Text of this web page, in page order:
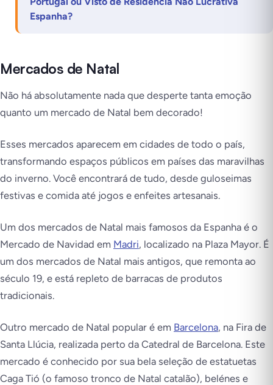
Espanha?
Mercados de Natal
Não há absolutamente nada que desperte tanta emoção
quanto um mercado de Natal bem decorado!
Esses mercados aparecem em cidades de todo o país,
transformando espaços públicos em países das maravilhas
do inverno. Você encontrará de tudo, desde guloseimas
festivas e comida até jogos e enfeites artesanais.
Um dos mercados de Natal mais famosos da Espanha é o
Mercado de Navidad em Madri, localizado na Plaza Mayor. É
um dos mercados de Natal mais antigos, que remonta ao
século 19, e está repleto de barracas de produtos
tradicionais.
Outro mercado de Natal popular é em Barcelona, na Fira de
Santa Llúcia, realizada perto da Catedral de Barcelona. Este
mercado é conhecido por sua bela seleção de estatuetas
Caga Tió (o famoso tronco de Natal catalão), belénes e